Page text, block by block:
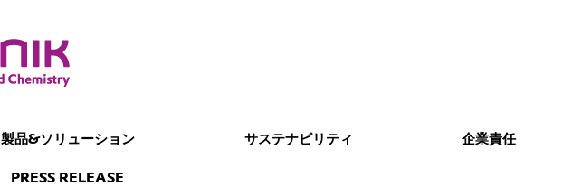
製品&ソリューション サステナビリティ 企業責任
PRESS RELEASE